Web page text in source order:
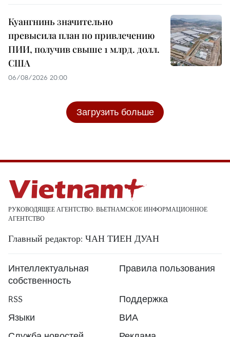
Куангнинь значительно
превысила план по привлечению
ПИИ, получив свыше 1 млрд. долл.
США
06/08/2026 20:00
Загрузить больше
РУКОВОДЯЩЕЕ АГЕНТСТВО: ВЬЕТНАМСКОЕ ИНФОРМАЦИОННОЕ
АГЕНТСТВО
Главный редактор: ЧАН ТИЕН ДУАН
Интеллектуальная
собственность
Правила пользования
RSS
Поддержка
Языки
ВИА